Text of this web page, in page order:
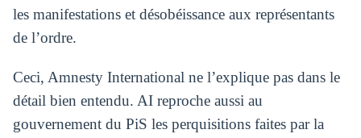
les manifestations et désobéissance aux représentants
de l’ordre.
Ceci, Amnesty International ne l’explique pas dans le
détail bien entendu. AI reproche aussi au
gouvernement du PiS les perquisitions faites par la